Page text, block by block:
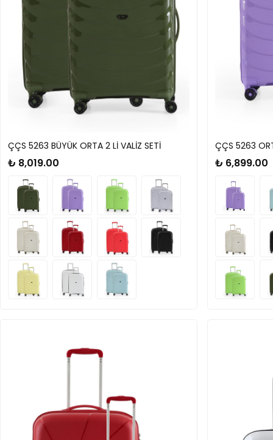
ÇÇS 5263 BÜYÜK ORTA 2 Lİ VALİZ SETİ
₺ 8,019.00
ÇÇS 5263
₺ 6,899.00